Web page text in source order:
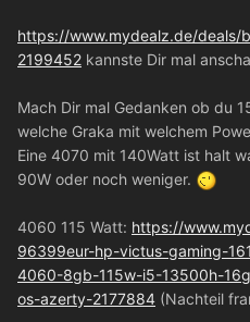
https://www.mydealz.de/deals/
2199452 kannste Dir mal
Mach Dir mal Gedanken ob du
welche Graka mit welchem
Eine 4070 mit 140Watt ist halt
90W oder noch weniger.
4060 115 Watt: https://
96399eur-hp-victus-gaming-
4060-8gb-115w-i5-13500h-
os-azerty-2177884 (Nachteil